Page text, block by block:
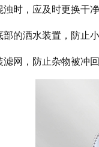
时，应及时更换干
的洒水装置，防止
网，防止杂物被冲